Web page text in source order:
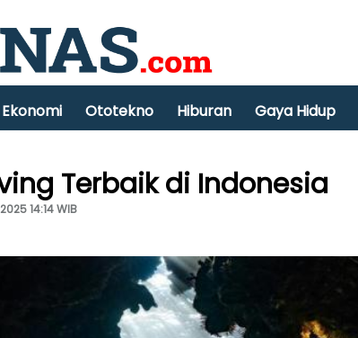
Ekonomi Ototekno Hiburan Gaya Hidup
Terbaik di Indonesia
14:14 WIB